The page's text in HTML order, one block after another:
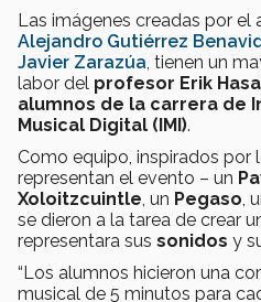
Las imágenes creadas por el
Alejandro Gutiérrez
Javier Zarazúa , tienen un
labor del profesor Erik
alumnos de la carrera de
Musical Digital (IMI).
Como equipo, inspirados por
representan el evento – un
Xoloitzcuintle , un Pegaso ,
se dieron a la tarea de crear
representara sus sonidos y
“Los alumnos hicieron una
musical de 5 minutos para